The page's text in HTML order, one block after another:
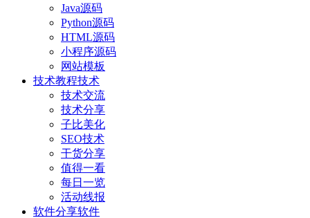
Java源码
Python源码
HTML源码
小程序源码
网站模板
技术教程技术
技术交流
技术分享
子比美化
SEO技术
干货分享
值得一看
每日一览
活动线报
软件分享软件